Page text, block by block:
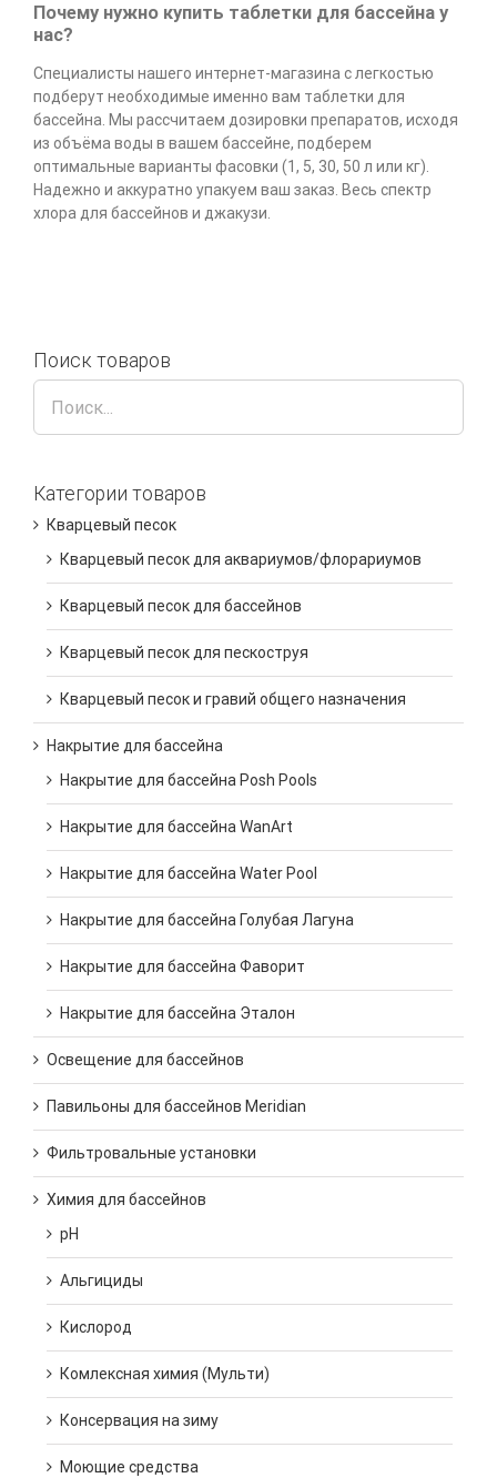
Почему нужно купить таблетки для бассейна у
нас?
Специалисты нашего интернет-магазина с легкостью
подберут необходимые именно вам таблетки для
бассейна. Мы рассчитаем дозировки препаратов, исходя
из объёма воды в вашем бассейне, подберем
оптимальные варианты фасовки (1, 5, 30, 50 л или кг).
Надежно и аккуратно упакуем ваш заказ. Весь спектр
хлора для бассейнов и джакузи.
Поиск товаров
Категории товаров
Кварцевый песок
Кварцевый песок для аквариумов/флорариумов
Кварцевый песок для бассейнов
Кварцевый песок для пескоструя
Кварцевый песок и гравий общего назначения
Накрытие для бассейна
Накрытие для бассейна Posh Pools
Накрытие для бассейна WanArt
Накрытие для бассейна Water Pool
Накрытие для бассейна Голубая Лагуна
Накрытие для бассейна Фаворит
Накрытие для бассейна Эталон
Освещение для бассейнов
Павильоны для бассейнов Meridian
Фильтровальные установки
Химия для бассейнов
pH
Альгициды
Кислород
Комлексная химия (Мульти)
Консервация на зиму
Моющие средства